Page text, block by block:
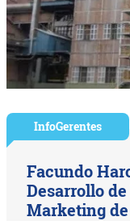
InfoGerentes
Facundo
Desarrollo
Marketing de